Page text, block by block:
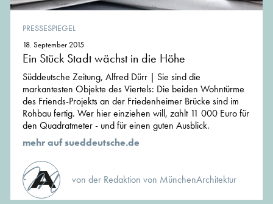
PRESSESPIEGEL
18. September 2015
Ein Stück Stadt wächst in die Höhe
Süddeutsche Zeitung, Alfred Dürr | Sie sind die
markantesten Objekte des Viertels: Die beiden Wohntürme
des Friends-Projekts an der Friedenheimer Brücke sind im
Rohbau fertig. Wer hier einziehen will, zahlt 11 000 Euro für
den Quadratmeter - und für einen guten Ausblick.
mehr auf sueddeutsche.de
von der Redaktion von MünchenArchitektur